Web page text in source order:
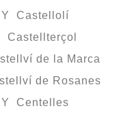
Castellolí
Castellterçol
de la Marca
de Rosanes
Centelles